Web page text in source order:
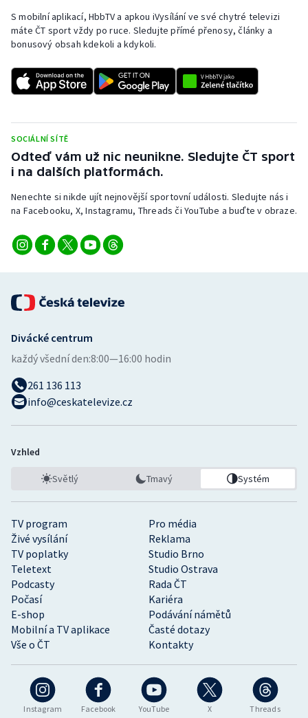
Rychlostní kanoistika
Short track
Sportovní střelba
Triatlon
Veslování
Vodní slalom
Volejbal
Ostatní
S mobilní aplikací, HbbTV a apkou iVysílání ve své chytré televizi
máte ČT sport vždy po ruce. Sledujte přímé přenosy, články a
bonusový obsah kdekoli a kdykoli.
SOCIÁLNÍ SÍTĚ
Odteď vám už nic neunikne. Sledujte ČT sport
i na dalších platformách.
Nenechte si nikde ujít nejnovější sportovní události. Sledujte nás i
na Facebooku, X, Instagramu, Threads či YouTube a buďte v obraze.
Instagram Facebook YouTube X Threads
TV program
Pro média
Živé vysílání
Reklama
TV poplatky
Studio Brno
Teletext
Studio Ostrava
Podcasty
Rada ČT
Počasí
Kariéra
E-shop
Podávání námětů
Mobilní a TV aplikace
Časté dotazy
Vše o ČT
Kontakty
Divácké centrum
každý všední den:8:00—16:00 hodin
261 136 113
info@ceskatelevize.cz
Vzhled
Světlý Tmavý Systém